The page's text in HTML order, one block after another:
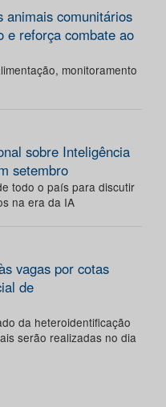
animais comunitários
e reforça combate ao
monitoramento
sobre Inteligência
setembro
todo o país para discutir
na era da IA
vagas por cotas
de
da heteroidentificação
serão realizadas no dia